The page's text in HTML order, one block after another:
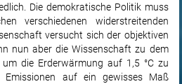
Die demokratische Politik muss
verschiedenen widerstreitenden
versucht sich der objektiven
nun aber die Wissenschaft zu dem
die Erderwärmung auf 1,5 °C zu
Emissionen auf ein gewisses Maß